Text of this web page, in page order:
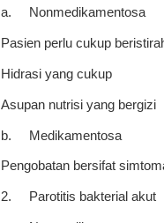
a. Nonmedikamentosa
Pasien perlu cukup
Hidrasi yang cukup
Asupan nutrisi yang bergizi
b. Medikamentosa
Pengobatan bersifat
2. Parotitis bakterial akut